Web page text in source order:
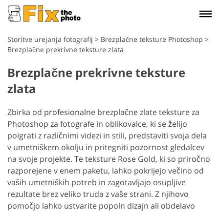
Storitve urejanja fotografij > Brezplačne teksture Photoshop >
Brezplačne prekrivne teksture zlata
Brezplačne prekrivne teksture
zlata
Zbirka od profesionalne brezplačne zlate teksture za
Photoshop za fotografe in oblikovalce, ki se želijo
poigrati z različnimi videzi in stili, predstaviti svoja dela
v umetniškem okolju in pritegniti pozornost gledalcev
na svoje projekte. Te teksture Rose Gold, ki so priročno
razporejene v enem paketu, lahko pokrijejo večino od
vaših umetniških potreb in zagotavljajo osupljive
rezultate brez veliko truda z vaše strani. Z njihovo
pomočjo lahko ustvarite popoln dizajn ali obdelavo